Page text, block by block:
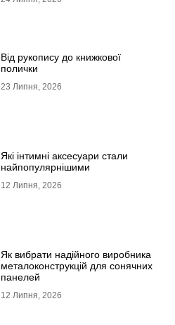
Від рукопису до книжкової
полички
23 Липня, 2026
Які інтимні аксесуари стали
найпопулярнішими
12 Липня, 2026
Як вибрати надійного виробника
металоконструкцій для сонячних
панелей
12 Липня, 2026